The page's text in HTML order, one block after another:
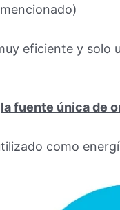
eficiente y solo
la fuente única de
como